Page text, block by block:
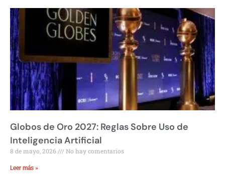
Globos de Oro 2027: Reglas Sobre Uso de
Inteligencia Artificial
8 de mayo, 2026 No hay comentarios
Leer más »